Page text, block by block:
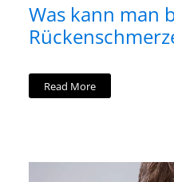
Was kann man
Read More